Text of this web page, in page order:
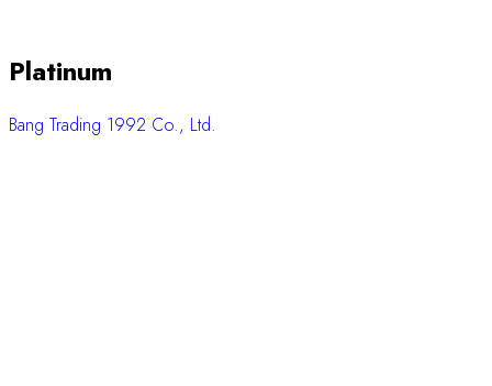
Platinum
Bang Trading 1992 Co., Ltd.